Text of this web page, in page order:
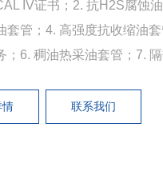
IV证书；2. 抗H2S腐蚀
套管；4. 高强度抗收缩油
；6. 稠油热采油套管；7. 隔
情 联系我们